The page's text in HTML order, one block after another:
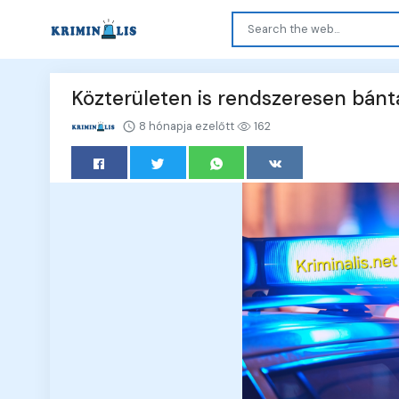
Közterületen is rendszeresen
8 hónapja ezelőtt 162